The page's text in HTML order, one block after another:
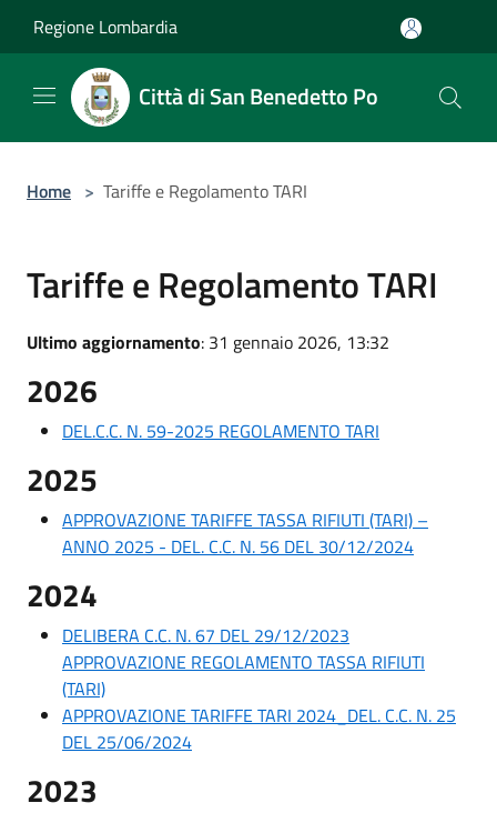
Regione Lombardia
Città di San Benedetto Po
Home > Tariffe e Regolamento TARI
Tariffe e Regolamento TARI
Ultimo aggiornamento: 31 gennaio 2026, 13:32
2026
DEL.C.C. N. 59-2025 REGOLAMENTO TARI
2025
APPROVAZIONE TARIFFE TASSA RIFIUTI (TARI) –
ANNO 2025 - DEL. C.C. N. 56 DEL 30/12/2024
2024
DELIBERA C.C. N. 67 DEL 29/12/2023
APPROVAZIONE REGOLAMENTO TASSA RIFIUTI
(TARI)
APPROVAZIONE TARIFFE TARI 2024_DEL. C.C. N. 25
DEL 25/06/2024
2023